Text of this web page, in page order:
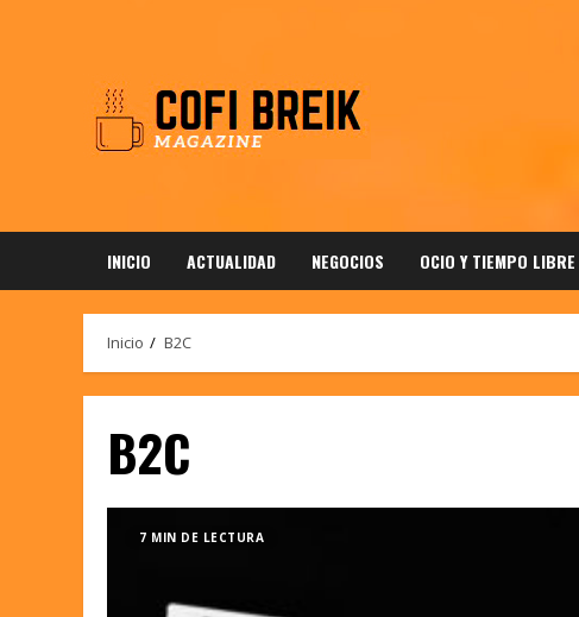
INICIO ACTUALIDAD NEGOCIOS OCIO Y TIEMPO LIBRE
Inicio B2C
B2C
7 MIN DE LECTURA